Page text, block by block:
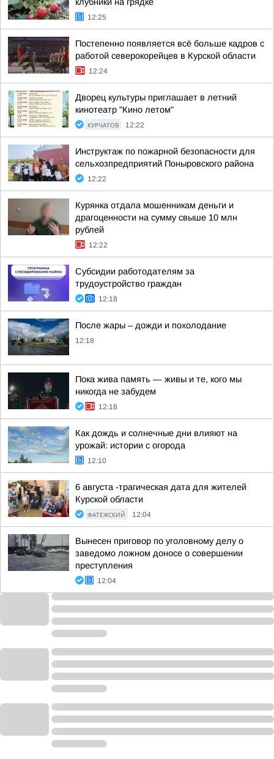
12:25
Постепенно появляется всё больше кадров с
работой северокорейцев в Курской области
12:24
Дворец культуры приглашает в летний
кинотеатр "Кино летом"
КУРЧАТОВ 12:22
Инструктаж по пожарной безопасности для
сельхозпредприятий Поныровского района
12:22
Курянка отдала мошенникам деньги и
драгоценности на сумму свыше 10 млн
рублей
12:22
Субсидии работодателям за
трудоустройство граждан
12:18
После жары – дожди и похолодание
12:18
Пока жива память — живы и те, кого мы
никогда не забудем
12:18
Как дождь и солнечные дни влияют на
урожай: истории с огорода
12:10
6 августа -трагическая дата для жителей
Курской области
ФАТЕЖСКИЙ 12:04
Вынесен приговор по уголовному делу о
заведомо ложном доносе о совершении
преступления
12:04